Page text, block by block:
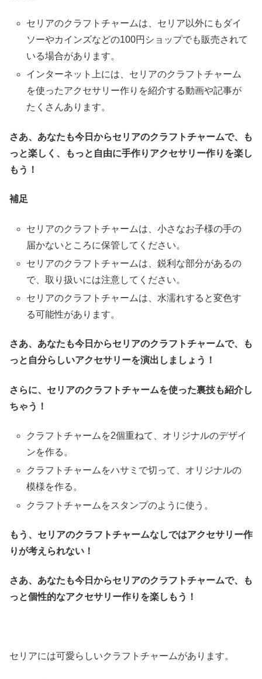
セリアのクラフトチャームは、セリア以外にもダイ
ソーやカインズなどの100円ショップでも販売されて
いる場合があります。
インターネット上には、セリアのクラフトチャーム
を使ったアクセサリー作りを紹介する動画や記事が
たくさんあります。
さあ、あなたも今日からセリアのクラフトチャームで、も
っと楽しく、もっと自由に手作りアクセサリー作りを楽し
もう！
補足
セリアのクラフトチャームは、小さなお子様の手の
届かないところに保管してください。
セリアのクラフトチャームは、鋭利な部分があるの
で、取り扱いには注意してください。
セリアのクラフトチャームは、水濡れすると変色す
る可能性があります。
さあ、あなたも今日からセリアのクラフトチャームで、も
っと自分らしいアクセサリーを演出しましょう！
さらに、セリアのクラフトチャームを使った裏技も紹介し
ちゃう！
クラフトチャームを2個重ねて、オリジナルのデザイ
ンを作る。
クラフトチャームをハサミで切って、オリジナルの
模様を作る。
クラフトチャームをスタンプのように使う。
もう、セリアのクラフトチャームなしではアクセサリー作
りが考えられない！
さあ、あなたも今日からセリアのクラフトチャームで、も
っと個性的なアクセサリー作りを楽しもう！
セリアには可愛らしいクラフトチャームがあります。